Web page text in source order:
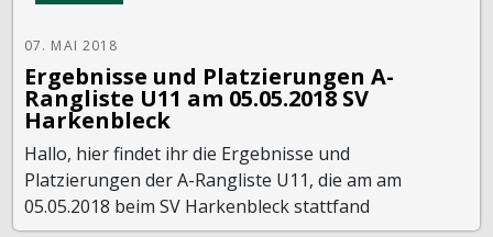
07. MAI 2018
Ergebnisse und Platzierungen A-
Rangliste U11 am 05.05.2018 SV
Harkenbleck
Hallo, hier findet ihr die Ergebnisse und
Platzierungen der A-Rangliste U11, die am am
05.05.2018 beim SV Harkenbleck stattfand